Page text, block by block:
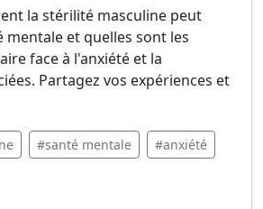
la stérilité masculine peut
mentale et quelles sont les
face à l'anxiété et la
Partagez vos expériences et
#santé mentale #anxiété